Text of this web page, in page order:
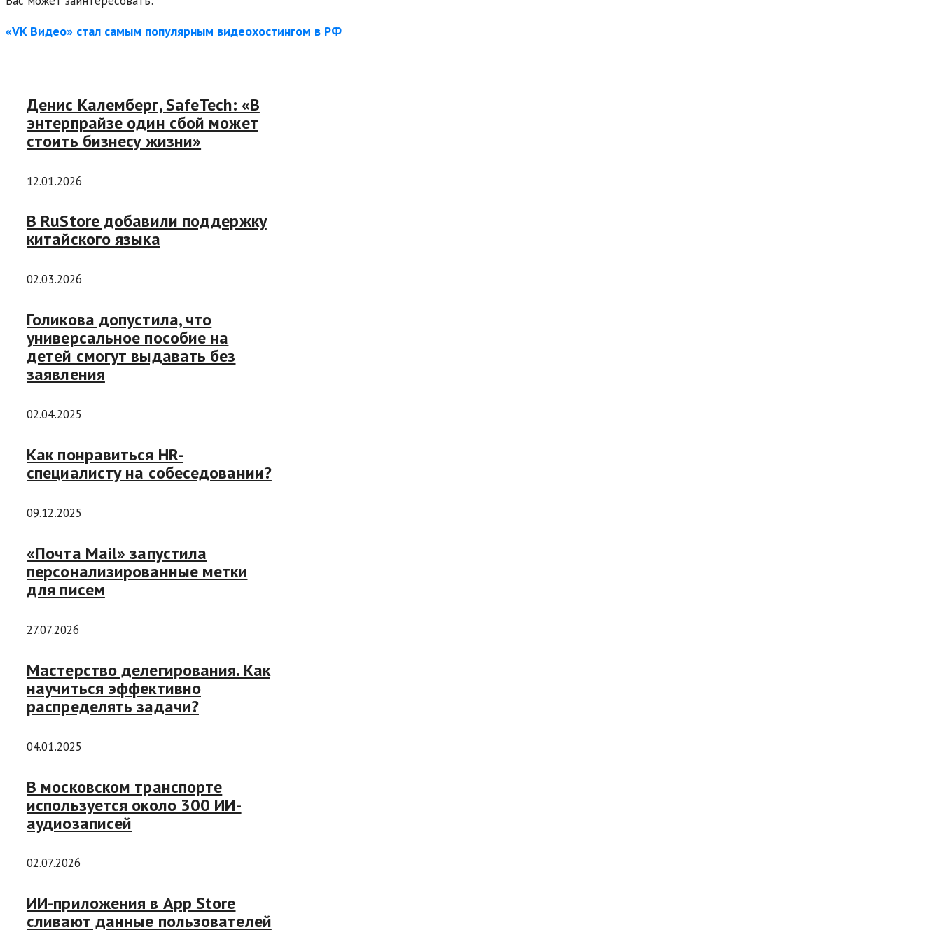
«VK Видео» стал самым популярным видеохостингом в РФ
Денис Калемберг, SafeTech: «В
энтерпрайзе один сбой может
стоить бизнесу жизни»
12.01.2026
В RuStore добавили поддержку
китайского языка
02.03.2026
Голикова допустила, что
универсальное пособие на
детей смогут выдавать без
заявления
02.04.2025
Как понравиться HR-
специалисту на собеседовании?
09.12.2025
«Почта Mail» запустила
персонализированные метки
для писем
27.07.2026
Мастерство делегирования. Как
научиться эффективно
распределять задачи?
04.01.2025
В московском транспорте
используется около 300 ИИ-
аудиозаписей
02.07.2026
ИИ-приложения в App Store
сливают данные пользователей